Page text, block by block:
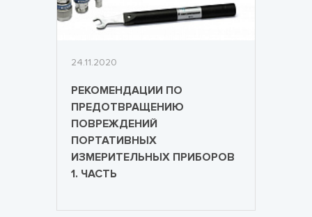
24.11.2020
РЕКОМЕНДАЦИИ ПО
ПРЕДОТВРАЩЕНИЮ
ПОВРЕЖДЕНИЙ
ПОРТАТИВНЫХ
ИЗМЕРИТЕЛЬНЫХ ПРИБОРОВ
1. ЧАСТЬ